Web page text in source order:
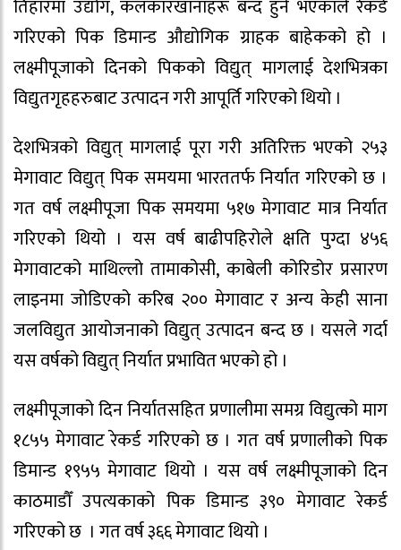
तिहारमा उद्योग, कलकारखानाहरू बन्द हुने भएकाले रेकर्ड
गरिएको पिक डिमान्ड औद्योगिक ग्राहक बाहेकको हो ।
लक्ष्मीपूजाको दिनको पिकको विद्युत् मागलाई देशभित्रका
विद्युतगृहहरुबाट उत्पादन गरी आपूर्ति गरिएको थियो ।
देशभित्रको विद्युत् मागलाई पूरा गरी अतिरिक्त भएको २५३
मेगावाट विद्युत् पिक समयमा भारततर्फ निर्यात गरिएको छ ।
गत वर्ष लक्ष्मीपूजा पिक समयमा ५१७ मेगावाट मात्र निर्यात
गरिएको थियो । यस वर्ष बाढीपहिरोले क्षति पुग्दा ४५६
मेगावाटको माथिल्लो तामाकोसी, काबेली कोरिडोर प्रसारण
लाइनमा जोडिएको करिब २०० मेगावाट र अन्य केही साना
जलविद्युत आयोजनाको विद्युत् उत्पादन बन्द छ । यसले गर्दा
यस वर्षको विद्युत् निर्यात प्रभावित भएको हो ।
लक्ष्मीपूजाको दिन निर्यातसहित प्रणालीमा समग्र विद्युत्को माग
१८५५ मेगावाट रेकर्ड गरिएको छ । गत वर्ष प्रणालीको पिक
डिमान्ड १९५५ मेगावाट थियो । यस वर्ष लक्ष्मीपूजाको दिन
काठमाडौँ उपत्यकाको पिक डिमान्ड ३९० मेगावाट रेकर्ड
गरिएको छ । गत वर्ष ३६६ मेगावाट थियो ।